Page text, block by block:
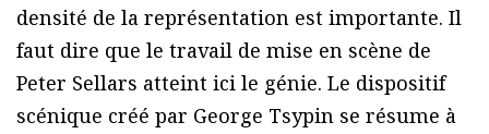
densité de la représentation est importante. Il
faut dire que le travail de mise en scène de
Peter Sellars atteint ici le génie. Le dispositif
scénique créé par George Tsypin se résume à